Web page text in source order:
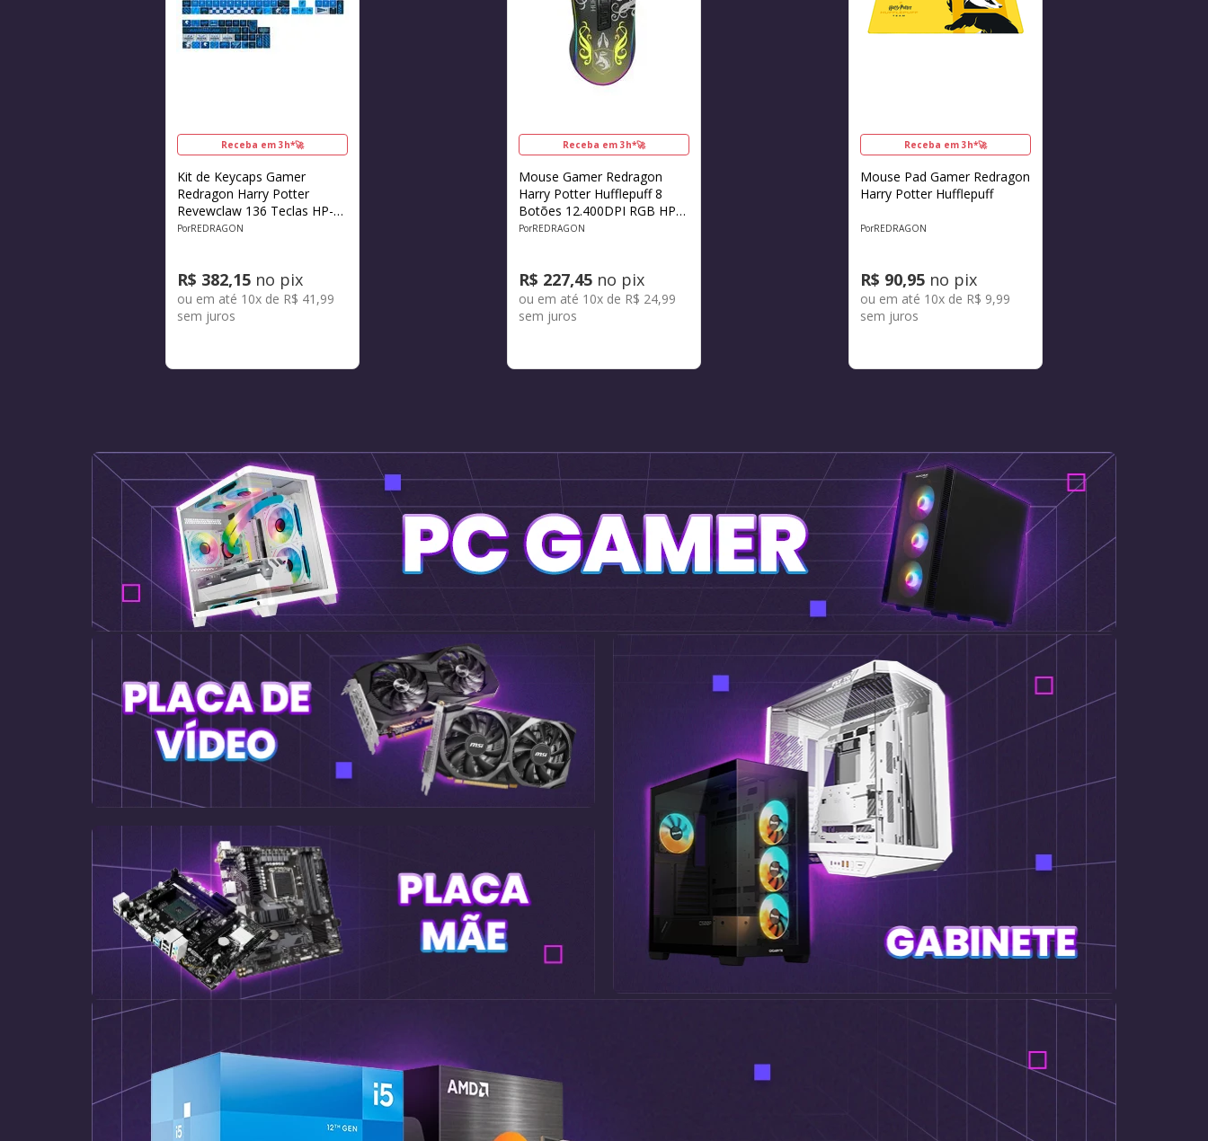
Receba em 3h*🚀
Kit de Keycaps Gamer
Redragon Harry Potter
Revewclaw 136 Teclas HP-
941REDRAGON
R$ 382,15 no pix
ou em até 10x de R$ 41 ,99
sem juros
Receba em 3h*🚀
Mouse Gamer Redragon
Harry Potter Hufflepuff 8
Botões 12.400DPI RGB HP-
711HREDRAGON
R$ 227,45 no pix
ou em até 10x de R$ 24,99
sem juros
Receba em 3h*🚀
Mouse Pad Gamer Redragon
Harry Potter Hufflepuff
REDRAGON
R$ 90,95 no pix
ou em até 10x de R$ 9,99
sem juros